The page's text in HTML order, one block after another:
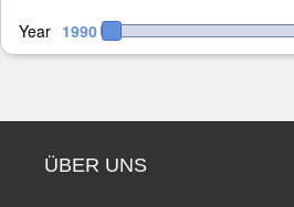
Year 1990
ÜBER UNS